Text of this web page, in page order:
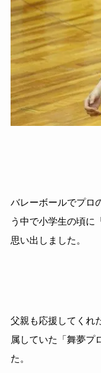
バレーボールでプロ
う中で小学生の頃に
思い出しました。
父親も応援してくれ
属していた「舞夢プ
た。